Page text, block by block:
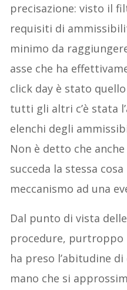
precisazione: visto il
requisiti di
minimo da
asse che ha
click day è stato
tutti gli altri c’è stata
elenchi degli
Non è detto che
succeda la stessa
meccanismo ad una
Dal punto di vista
procedure, purtroppo
ha preso l’abitudine
mano che si